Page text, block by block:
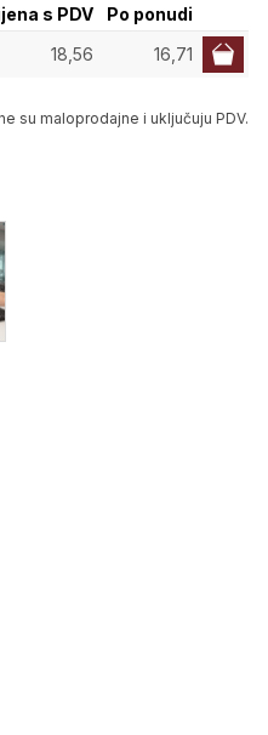
s PDV
Po ponudi
18,56 16,71
su maloprodajne i uključuju PDV.